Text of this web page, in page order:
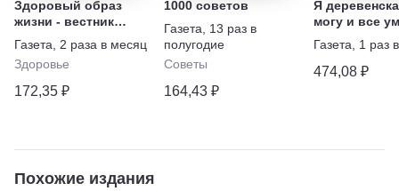
Здоровый образ
жизни - вестник
"ЗОЖ"
Газета
2 раза в месяц
Здоровье
172,35 ₽
1000 советов
Газета
13 раз в
полугодие
Советы
164,43 ₽
Я
могу и все
душою не
Советы +
рассказы
Газета 1 раз
474,08 ₽
Похожие издания